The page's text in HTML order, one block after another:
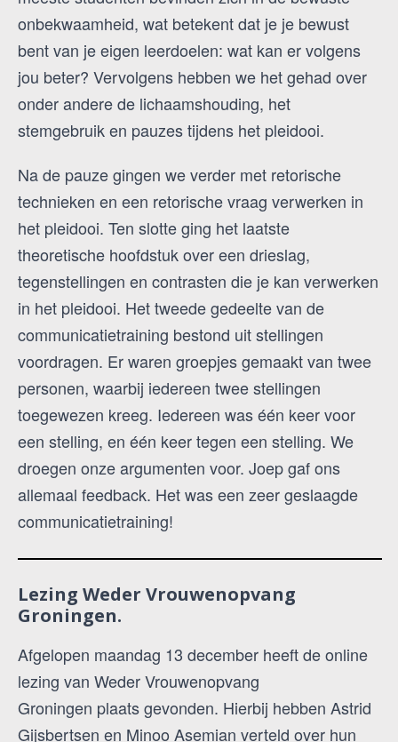
onbekwaamheid, wat betekent dat je je bewust
bent van je eigen leerdoelen: wat kan er volgens
jou beter? Vervolgens hebben we het gehad over
onder andere de lichaamshouding, het
stemgebruik en pauzes tijdens het pleidooi.
Na de pauze gingen we verder met retorische
technieken en een retorische vraag verwerken in
het pleidooi. Ten slotte ging het laatste
theoretische hoofdstuk over een drieslag,
tegenstellingen en contrasten die je kan verwerken
in het pleidooi. Het tweede gedeelte van de
communicatietraining bestond uit stellingen
voordragen. Er waren groepjes gemaakt van twee
personen, waarbij iedereen twee stellingen
toegewezen kreeg. Iedereen was één keer voor
een stelling, en één keer tegen een stelling. We
droegen onze argumenten voor. Joep gaf ons
allemaal feedback. Het was een zeer geslaagde
communicatietraining!
Lezing Weder Vrouwenopvang
Groningen.
Afgelopen maandag 13 december heeft de online
lezing van Weder Vrouwenopvang
Groningen plaats gevonden. Hierbij hebben Astrid
Gijsbertsen en Minoo Asemian verteld over hun